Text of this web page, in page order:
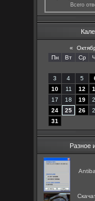
Всего
«
Пн
Вт Ср
3
4 5
10
11 12
17
18 19
24
25 26
31
Разное